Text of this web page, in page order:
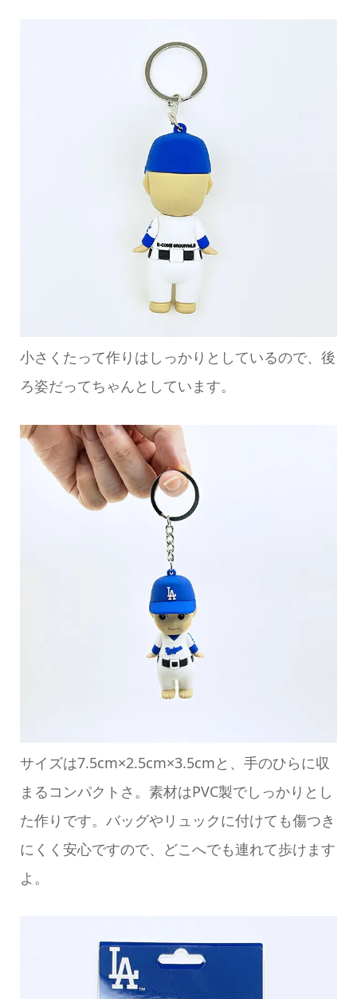
小さくたって作りはしっかりとしているので、後
ろ姿だってちゃんとしています。
サイズは7.5cm×2.5cm×3.5cmと、手のひらに収
まるコンパクトさ。素材はPVC製でしっかりとし
た作りです。バッグやリュックに付けても傷つき
にくく安心ですので、どこへでも連れて歩けます
よ。